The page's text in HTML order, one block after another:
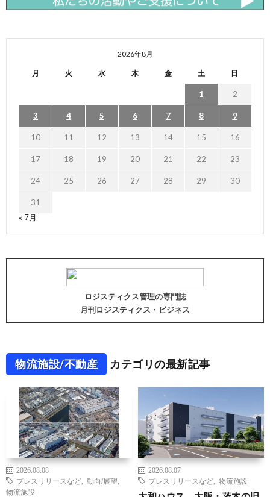
2026年8月
月 火 水 木 金 土 日
1 2
3 4 5 6 7 8 9
10 11 12 13 14 15 16
17 18 19 20 21 22 23
24 25 26 27 28 29 30
31
« 7月
ロジスティクス管理の専門誌
月刊ロジスティクス・ビジネス
物流施設/不動産 カテゴリの最新記事
2026.08.08
プレスリリースなど
動向/展望
物流施設
2026.08.07
プレスリリースなど
物流施設